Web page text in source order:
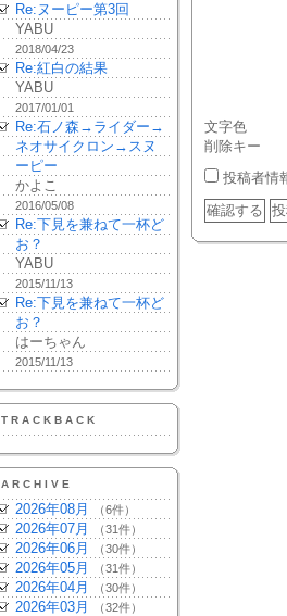
Re:ヌーピー第3回
YABU
2018/04/23
Re:紅白の結果
YABU
2017/01/01
Re:石ノ森→ライダー→
ネオサイクロン→スヌ
ーピー
かよこ
2016/05/08
Re:下見を兼ねて一杯ど
お？
YABU
2015/11/13
Re:下見を兼ねて一杯ど
お？
はーちゃん
2015/11/13
TRACKBACK
ARCHIVE
2026年08月 （6件）
2026年07月 （31件）
2026年06月 （30件）
2026年05月 （31件）
2026年04月 （30件）
2026年03月 （32件）
文字色
削除キー
投稿者情